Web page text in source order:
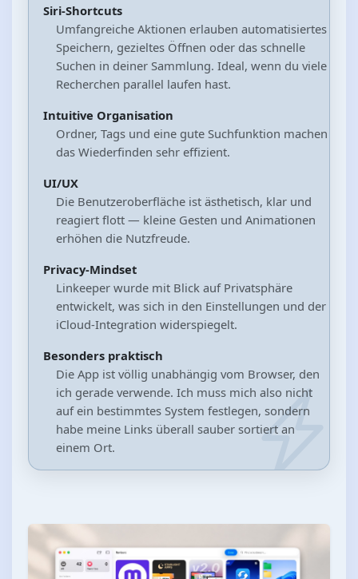
Siri‑Shortcuts
Umfangreiche Aktionen erlauben automatisiertes
Speichern, gezieltes Öffnen oder das schnelle
Suchen in deiner Sammlung. Ideal, wenn du viele
Recherchen parallel laufen hast.
Intuitive Organisation
Ordner, Tags und eine gute Suchfunktion machen
das Wiederfinden sehr effizient.
UI/UX
Die Benutzeroberfläche ist ästhetisch, klar und
reagiert flott — kleine Gesten und Animationen
erhöhen die Nutzfreude.
Privacy‑Mindset
Linkeeper wurde mit Blick auf Privatsphäre
entwickelt, was sich in den Einstellungen und der
iCloud‑Integration widerspiegelt.
Besonders praktisch
Die App ist völlig unabhängig vom Browser, den
ich gerade verwende. Ich muss mich also nicht
auf ein bestimmtes System festlegen, sondern
habe meine Links überall sauber sortiert an
einem Ort.